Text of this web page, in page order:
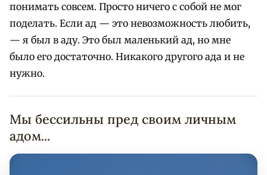
понимать совсем. Просто ничего с собой не мог
поделать. Если ад — это невозможность любить,
— я был в аду. Это был маленький ад, но мне
было его достаточно. Никакого другого ада и не
нужно.
Мы бессильны пред своим личным
адом...